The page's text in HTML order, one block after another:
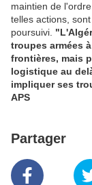
maintien de
telles actions,
poursuivi.
troupes armées
frontières, mais
logistique au
impliquer ses
APS
Partager